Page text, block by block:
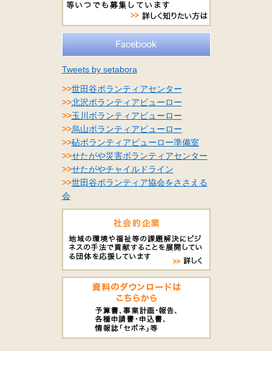
Tweets by setabora
>>世田谷ボランティアセンター
>>北沢ボランティアビューロー
>>玉川ボランティアビューロー
>>烏山ボランティアビューロー
>>砧ボランティアビューロー準備室
>>せたがや災害ボランティアセンター
>>せたがやチャイルドライン
>>世田谷ボランティア協会をささえる
会